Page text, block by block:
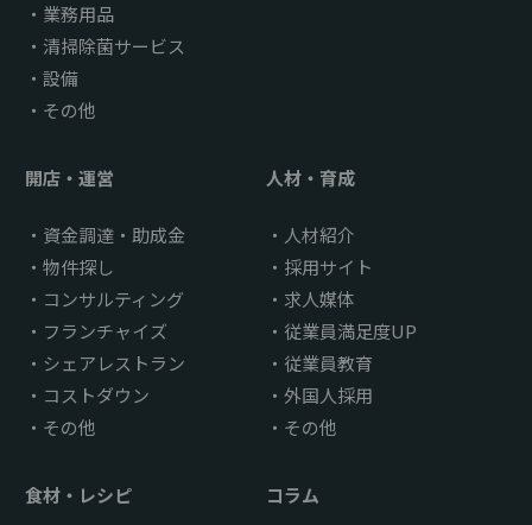
業務用品
清掃除菌サービス
設備
その他
開店・運営
資金調達・助成金
物件探し
コンサルティング
フランチャイズ
シェアレストラン
コストダウン
その他
人材・育成
人材紹介
採用サイト
求人媒体
従業員満足度UP
従業員教育
外国人採用
その他
食材・レシピ コラム